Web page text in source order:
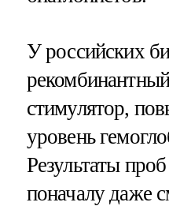
У российских
стимулятор,
уровень
Результаты
поначалу даже